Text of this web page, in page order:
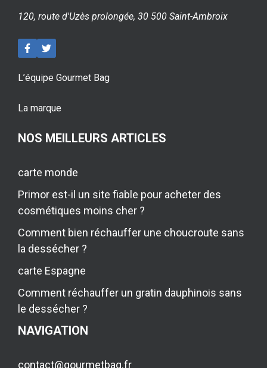
120, route d'Uzès prolongée, 30 500 Saint-Ambroix
L’équipe Gourmet Bag
La marque
NOS MEILLEURS ARTICLES
carte monde
Primor est-il un site fiable pour acheter des
cosmétiques moins cher ?
Comment bien réchauffer une choucroute sans
la dessécher ?
carte Espagne
Comment réchauffer un gratin dauphinois sans
le dessécher ?
NAVIGATION
contact@gourmetbag.fr